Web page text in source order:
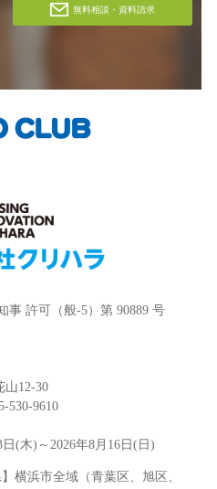
無料相談・資料請求
事 許可（般-5）第 90889 号
山12-30
530-9610
(木)～2026年8月16日(日)
横浜市全域（青葉区、旭区、